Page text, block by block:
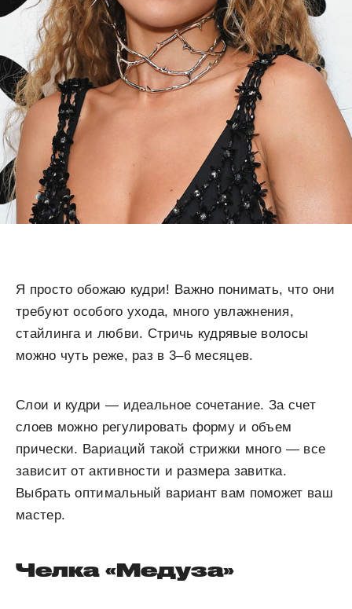
Я просто обожаю кудри! Важно понимать, что они
требуют особого ухода, много увлажнения,
стайлинга и любви. Стричь кудрявые волосы
можно чуть реже, раз в 3–6 месяцев.
Слои и кудри — идеальное сочетание. За счет
слоев можно регулировать форму и объем
прически. Вариаций такой стрижки много — все
зависит от активности и размера завитка.
Выбрать оптимальный вариант вам поможет ваш
мастер.
Челка «Медуза»